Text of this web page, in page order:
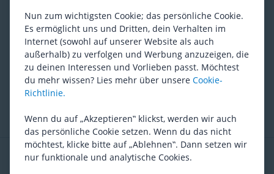
RavemenFR500
50,53
Empfohlen von deinem Produktspezialist
Nun zum wichtigsten Cookie; das persönliche Cookie.
Es ermöglicht uns und Dritten, dein Verhalten im
Internet (sowohl auf unserer Website als auch
außerhalb) zu verfolgen und Werbung anzuzeigen, die
zu deinen Interessen und Vorlieben passt. Möchtest
du mehr wissen? Lies mehr über unsere Cookie-
Richtlinie.
Wenn du auf „Akzeptieren‟ klickst, werden wir auch
das persönliche Cookie setzen. Wenn du das nicht
möchtest, klicke bitte auf „Ablehnen‟. Dann setzen wir
nur funktionale und analytische Cookies.